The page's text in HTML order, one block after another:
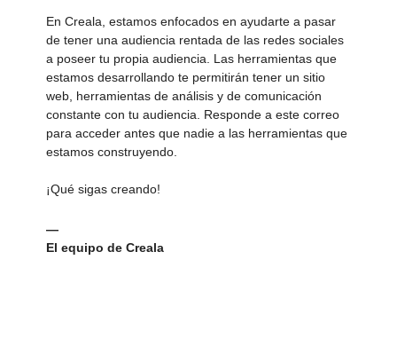
En Creala, estamos enfocados en ayudarte a pasar
de tener una audiencia rentada de las redes sociales
a poseer tu propia audiencia. Las herramientas que
estamos desarrollando te permitirán tener un sitio
web, herramientas de análisis y de comunicación
constante con tu audiencia. Responde a este correo
para acceder antes que nadie a las herramientas que
estamos construyendo.
¡Qué sigas creando!
—
El equipo de Creala